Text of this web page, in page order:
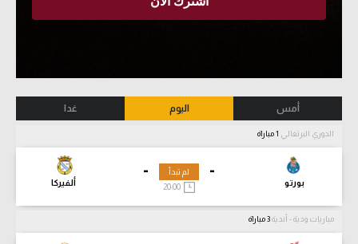
أمس اليوم غدا
الدوري البرتغالي
-
بورتو
-
ألفيركا
لم تبدأ
مباريات ودية - أندية